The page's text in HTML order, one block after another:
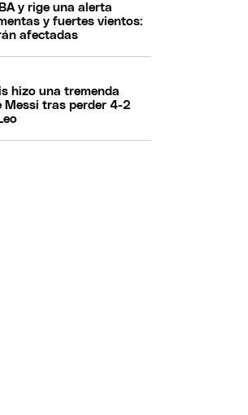
y rige una alerta
y fuertes vientos:
afectadas
hizo una tremenda
Messi tras perder 4-2